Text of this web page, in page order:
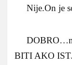
Nije.On je
DOBRO…m
BITI AKO